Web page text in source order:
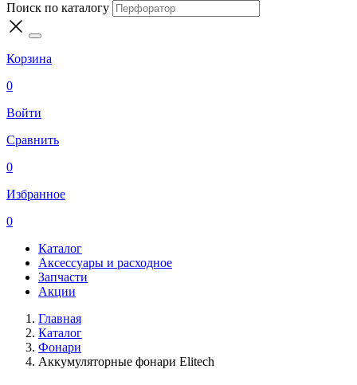
Поиск по каталогу
Корзина
0
Войти
Сравнить
0
Избранное
0
Каталог
Аксессуары и расходное
Запчасти
Акции
Главная
Каталог
Фонари
Аккумуляторные фонари Elitech